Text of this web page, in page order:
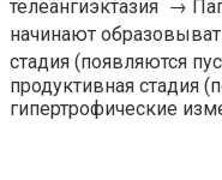
телеангиэктазия →
начинают
стадия (появляются
продуктивная стадия
гипертрофические